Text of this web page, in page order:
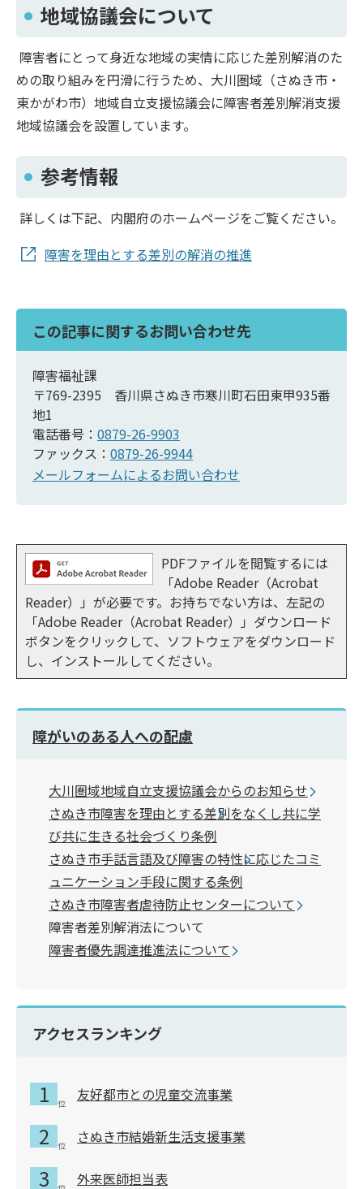
地域協議会について
障害者にとって身近な地域の実情に応じた差別解消のた
めの取り組みを円滑に行うため、大川圏域（さぬき市・
東かがわ市）地域自立支援協議会に障害者差別解消支援
地域協議会を設置しています。
参考情報
詳しくは下記、内閣府のホームページをご覧ください。
障害を理由とする差別の解消の推進
この記事に関するお問い合わせ先
障害福祉課
〒769-2395 香川県さぬき市寒川町石田東甲935番
地1
電話番号： 0879-26-9903
ファックス： 0879-26-9944
メールフォームによるお問い合わせ
PDFファイルを閲覧するには
「Adobe Reader（Acrobat
Reader）」が必要です。お持ちでない方は、左記の
「Adobe Reader（Acrobat Reader）」ダウンロード
ボタンをクリックして、ソフトウェアをダウンロード
し、インストールしてください。
障がいのある人への配慮
大川圏域地域自立支援協議会からのお知らせ
さぬき市障害を理由とする差別をなくし共に学
び共に生きる社会づくり条例
さぬき市手話言語及び障害の特性に応じたコミ
ュニケーション手段に関する条例
さぬき市障害者虐待防止センターについて
障害者差別解消法について
障害者優先調達推進法について
アクセスランキング
友好都市との児童交流事業
さぬき市結婚新生活支援事業
外来医師担当表